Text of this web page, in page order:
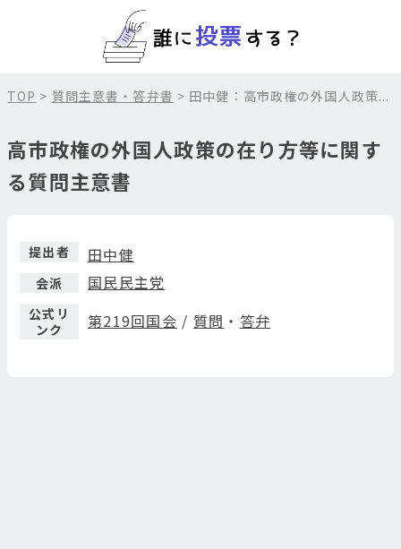
TOP > 質問主意書・答弁書 > 田中健：高市政権の外国人政策...
高市政権の外国人政策の在り方等に関す
る質問主意書
提出者 田中健
会派 国民民主党
公式リ
ンク
第219回国会 / 質問 ・ 答弁